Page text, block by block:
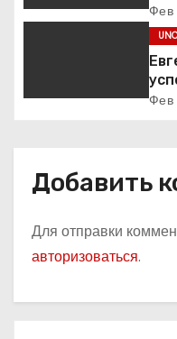
Фев
к
Фев
Добавить
Для отправки
авторизоваться.